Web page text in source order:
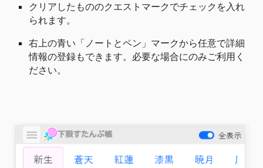
クリアしたもののクエストマークでチェックを入れ
られます。
右上の青い「ノートとペン」マークから任意で詳細
情報の登録もできます。必要な場合にのみご利用く
ださい。